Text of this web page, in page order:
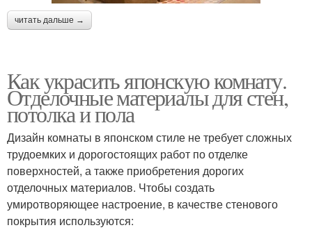
читать дальше →
Как украсить японскую комнату.
Отделочные материалы для стен,
потолка и пола
Дизайн комнаты в японском стиле не требует сложных
трудоемких и дорогостоящих работ по отделке
поверхностей, а также приобретения дорогих
отделочных материалов. Чтобы создать
умиротворяющее настроение, в качестве стенового
покрытия используются: